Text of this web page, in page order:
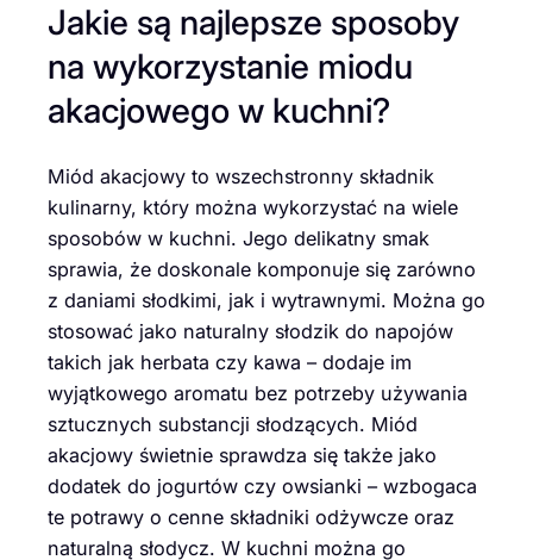
Jakie są najlepsze sposoby
na wykorzystanie miodu
akacjowego w kuchni?
Miód akacjowy to wszechstronny składnik
kulinarny, który można wykorzystać na wiele
sposobów w kuchni. Jego delikatny smak
sprawia, że doskonale komponuje się zarówno
z daniami słodkimi, jak i wytrawnymi. Można go
stosować jako naturalny słodzik do napojów
takich jak herbata czy kawa – dodaje im
wyjątkowego aromatu bez potrzeby używania
sztucznych substancji słodzących. Miód
akacjowy świetnie sprawdza się także jako
dodatek do jogurtów czy owsianki – wzbogaca
te potrawy o cenne składniki odżywcze oraz
naturalną słodycz. W kuchni można go